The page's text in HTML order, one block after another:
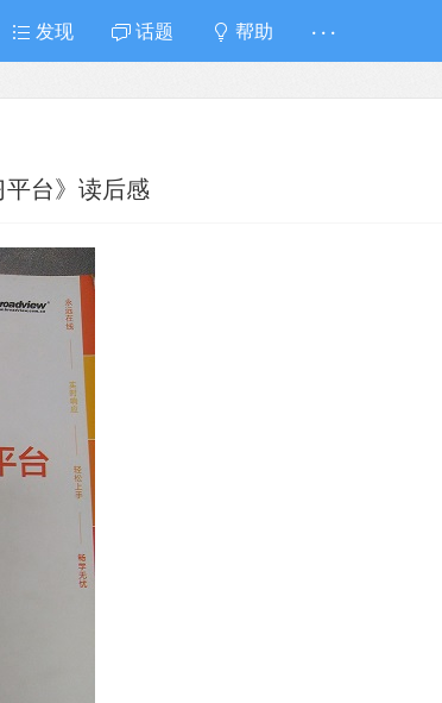
发现 话题 帮助 · · ·
平台》读后感